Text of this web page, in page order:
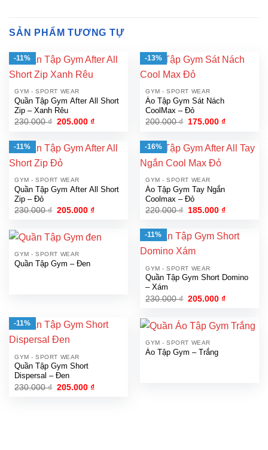
SẢN PHẨM TƯƠNG TỰ
-11%
GYM - SPORT WEAR
Quần Tập Gym After All Short
Zip – Xanh Rêu
230.000₫ Giá
230.000 ₫.
205.000₫Giá
là:
205.000 ₫.
-13%
GYM - SPORT WEAR
Áo Tập Gym Sát Nách
CoolMax – Đỏ
200.000₫ Giá
200.000 ₫.
175.000₫Giá
là:
175.000 ₫.
-11%
GYM - SPORT WEAR
Quần Tập Gym After All Short
Zip – Đỏ
230.000₫ Giá
230.000 ₫.
205.000₫Giá
205.000 ₫.
-16%
GYM - SPORT WEAR
Áo Tập Gym Tay Ngắn
Coolmax – Đỏ
220.000₫ Giá
220.000 ₫.
185.000₫Giá
là:
185.000 ₫.
GYM - SPORT WEAR
Quần Tập Gym – Đen
-11%
GYM - SPORT WEAR
Quần Tập Gym Short Domino
– Xám
230.000₫ Giá
230.000 ₫.
205.000₫Giá
là:
205.000 ₫.
-11%
GYM - SPORT WEAR
Quần Tập Gym Short
Dispersal – Đen
230.000₫ Giá
205.000₫Giá
GYM - SPORT WEAR
Áo Tập Gym – Trắng